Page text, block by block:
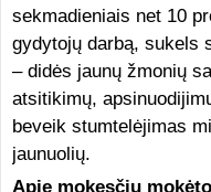
sekmadieniais net 10
gydytojų darbą, sukels
– didės jaunų žmonių
atsitikimų,
beveik stumtelėjimas
jaunuolių.
Apie mokesčių